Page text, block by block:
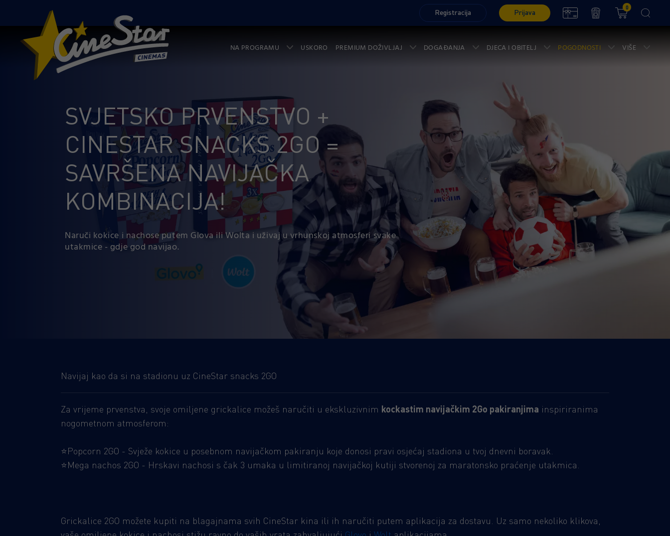
Registracija Prijava
0
NA PROGRAMU USKORO PREMIUM DOŽIVLJAJ DOGAĐANJA DJECA I OBITELJ POGODNOSTI VIŠE
SVJETSKO PRVENSTVO +
CINESTAR SNACKS 2GO =
SAVRŠENA NAVIJAČKA
KOMBINACIJA!
Naruči kokice i nachose putem Glova ili Wolta i uživaj u vrhunskoj atmosferi svake
utakmice - gdje god navijao.
Navijaj kao da si na stadionu uz CineStar snacks 2GO
Za vrijeme prvenstva, svoje omiljene grickalice možeš naručiti u ekskluzivnim kockastim navijačkim 2Go pakiranjima inspiriranima
nogometnom atmosferom:
⭐Popcorn 2GO - Svježe kokice u posebnom navijačkom pakiranju koje donosi pravi osjećaj stadiona u tvoj dnevni boravak.
⭐Mega nachos 2GO - Hrskavi nachosi s čak 3 umaka u limitiranoj navijačkoj kutiji stvorenoj za maratonsko praćenje utakmica.
Grickalice 2GO možete kupiti na blagajnama svih CineStar kina ili ih naručiti putem aplikacija za dostavu. Uz samo nekoliko klikova,